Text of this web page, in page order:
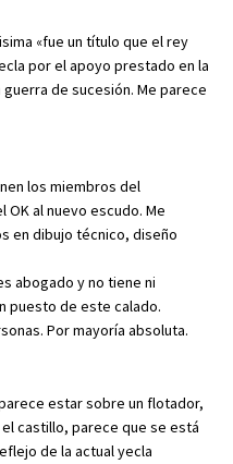
«fue un título que el rey
por el apoyo prestado en la
de sucesión. Me parece
los miembros del
OK al nuevo escudo. Me
en dibujo técnico, diseño
abogado y no tiene ni
puesto de este calado.
Por mayoría absoluta.
estar sobre un flotador,
castillo, parece que se está
de la actual yecla